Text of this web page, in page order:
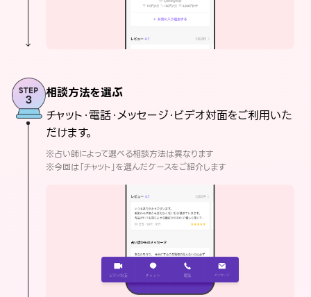
相談方法を選ぶ
チャット・電話・メッセージ・ビデオ対面をご利用いた
だけます。
※占い師によって選べる相談方法は異なります
※今回は「チャット」を選んだケースをご紹介します